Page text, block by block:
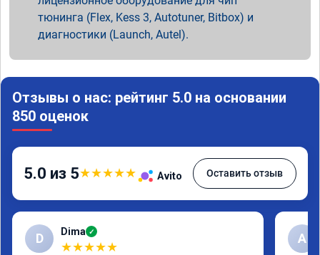
тюнинга (Flex, Kess 3, Autotuner, Bitbox) и
диагностики (Launch, Autel).
Отзывы о нас: рейтинг 5.0 на основании
850 оценок
5.0 из 5★★★★★ Avito Оставить отзыв
D Dima ✓
★★★★★
А